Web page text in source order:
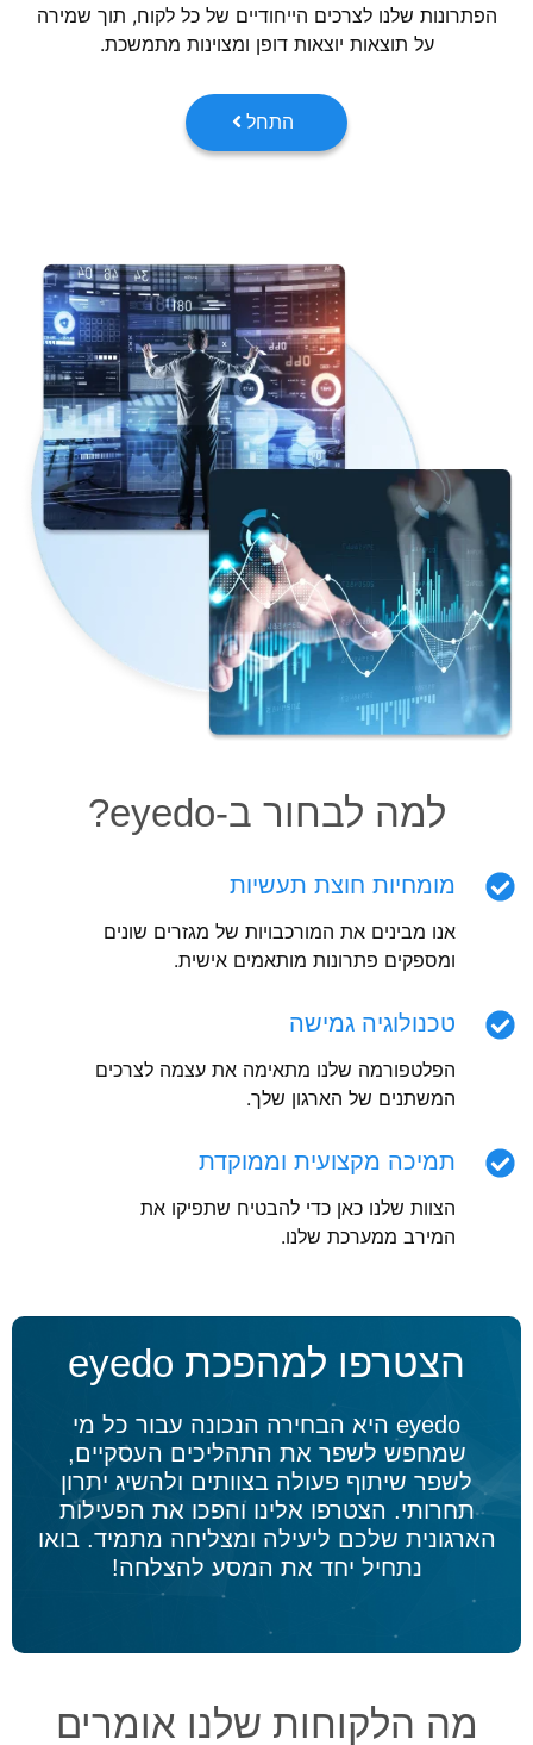
הפתרונות שלנו לצרכים הייחודיים של כל לקוח, תוך שמירה
על תוצאות יוצאות דופן ומצוינות מתמשכת.
התחל
למה לבחור ב-eyedo?
מומחיות חוצת תעשיות
אנו מבינים את המורכבויות של מגזרים שונים
ומספקים פתרונות מותאמים אישית.
טכנולוגיה גמישה
הפלטפורמה שלנו מתאימה את עצמה לצרכים
המשתנים של הארגון שלך.
תמיכה מקצועית וממוקדת
הצוות שלנו כאן כדי להבטיח שתפיקו את
המירב ממערכת שלנו.
הצטרפו למהפכת eyedo
eyedo היא הבחירה הנכונה עבור כל מי
שמחפש לשפר את התהליכים העסקיים,
לשפר שיתוף פעולה בצוותים ולהשיג יתרון
תחרותי. הצטרפו אלינו והפכו את הפעילות
הארגונית שלכם ליעילה ומצליחה מתמיד. בואו
נתחיל יחד את המסע להצלחה!
מה הלקוחות שלנו אומרים